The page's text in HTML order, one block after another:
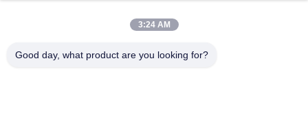
3:24 AM
Good day, what product are you looking for?